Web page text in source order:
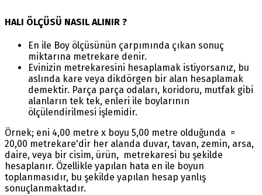
HALI ÖLÇÜSÜ NASIL ALINIR ?
En ile Boy ölçüsünün çarpımında çıkan sonuç
miktarına metrekare denir.
Evinizin metrekaresini hesaplamak istiyorsanız, bu
aslında kare veya dikdörgen bir alan hesaplamak
demektir. Parça parça odaları, koridoru, mutfak gibi
alanların tek tek, enleri ile boylarının
ölçülendirilmesi işlemidir.
Örnek; eni 4,00 metre x boyu 5,00 metre olduğunda =
20,00 metrekare'dir her alanda duvar, tavan, zemin, arsa,
daire, veya bir cisim, ürün, metrekaresi bu şekilde
hesaplanır. Özellikle yapılan hata en ile boyun
toplanmasıdır, bu şekilde yapılan hesap yanlış
sonuçlanmaktadır.